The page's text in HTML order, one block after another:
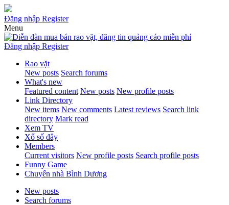
Đăng nhập Register
Menu
Đăng nhập Register
Rao vặt
New posts Search forums
What's new
Featured content New posts New profile posts
Link Directory
New items New comments Latest reviews Search link
directory Mark read
Xem TV
Xổ số đây
Members
Current visitors New profile posts Search profile posts
Funny Game
Chuyển nhà Bình Dương
New posts
Search forums